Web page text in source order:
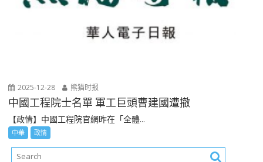
2025-12-28 熊猫时报
中國工程院士名單 軍工巨頭曹建國遭撤
【政情】中國工程院官網昨在「全體...
中華 政情